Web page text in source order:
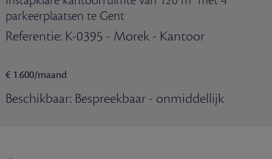
parkeerplaatsen te Gent
Referentie: K-0395 - Morek - Kantoor
€ 1.600/maand
Beschikbaar: Bespreekbaar - onmiddellijk